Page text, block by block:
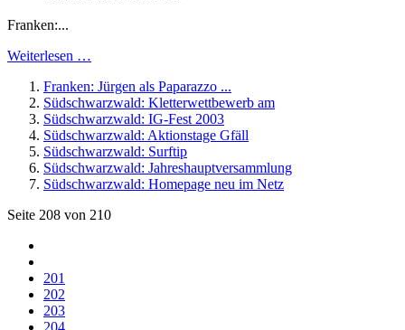
Franken:...
Weiterlesen …
Franken: Jürgen als Paparazzo ...
Südschwarzwald: Kletterwettbewerb am
Südschwarzwald: IG-Fest 2003
Südschwarzwald: Aktionstage Gfäll
Südschwarzwald: Surftip
Südschwarzwald: Jahreshauptversammlung
Südschwarzwald: Homepage neu im Netz
Seite 208 von 210
201
202
203
204